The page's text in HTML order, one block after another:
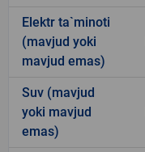
Elektr ta`minoti
(mavjud yoki
mavjud emas)
Suv (mavjud
yoki mavjud
emas)